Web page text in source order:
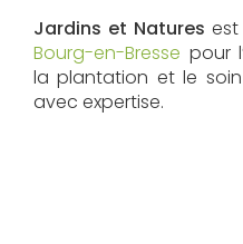
Jardins et Natures
Bourg-en-Bresse pour
la plantation et le
avec expertise.